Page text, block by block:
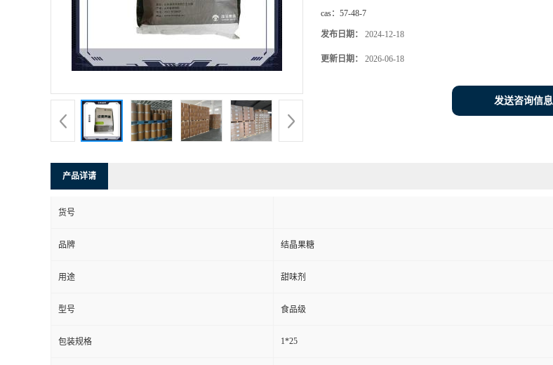
cas： 57-48-7
发布日期： 2024-12-18
更新日期： 2026-06-18
发送咨询信息
产品详请
货号
品牌 结晶果糖
用途 甜味剂
型号 食品级
包装规格 1*25